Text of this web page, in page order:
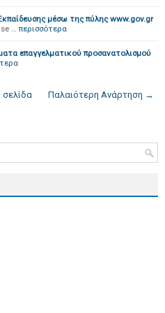
μέσω της πύλης www.gov.gr
… περισσότερα
επαγγελματικού προσανατολισμού
Παλαιότερη Ανάρτηση →
σελίδα